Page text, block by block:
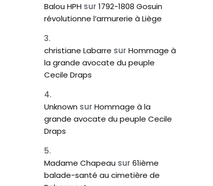
Balou HPH sur 1792-1808 Gosuin
révolutionne l’armurerie à Liège
christiane Labarre sur Hommage à
la grande avocate du peuple
Cecile Draps
Unknown sur Hommage à la
grande avocate du peuple Cecile
Draps
Madame Chapeau sur 61ième
balade-santé au cimetière de